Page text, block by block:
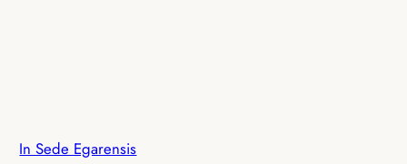
In Sede Egarensis